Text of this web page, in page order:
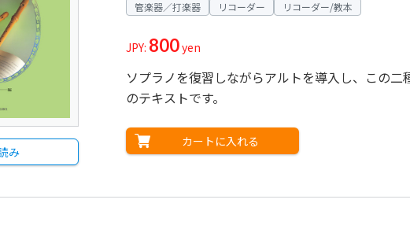
み
管楽器／打楽器 リコーダー リコーダー/教本
JPY: 800yen
ソプラノを復習しながらアルトを導入し、この
のテキストです。
カートに入れる